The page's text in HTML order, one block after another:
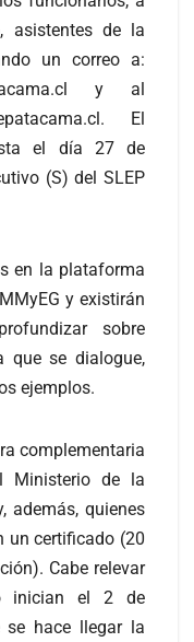
asistentes de la
un correo a:
y al
El
el día 27 de
(S) del SLEP
en la plataforma
y existirán
sobre
que se dialogue,
ejemplos.
complementaria
Ministerio de la
además, quienes
un certificado (20
Cabe relevar
inician el 2 de
se hace llegar la